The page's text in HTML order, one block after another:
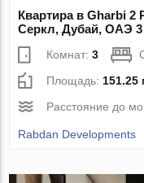
Квартира в Gharbi
Серкл, Дубай, ОАЭ
Комнат:3
Площадь: 151.25
Расстояние до
Rabdan Developments